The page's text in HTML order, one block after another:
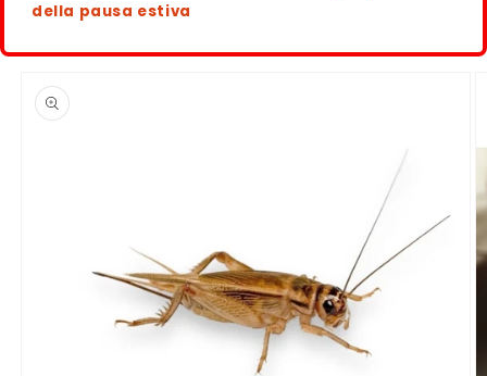
della pausa estiva
informazioni
sul
prodotto